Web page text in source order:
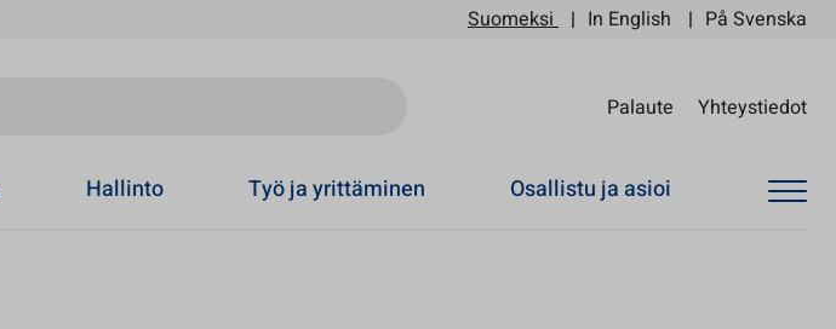
Suomeksi In English På Svenska
Palaute Yhteystiedot
Hallinto Työ ja yrittäminen Osallistu ja asioi